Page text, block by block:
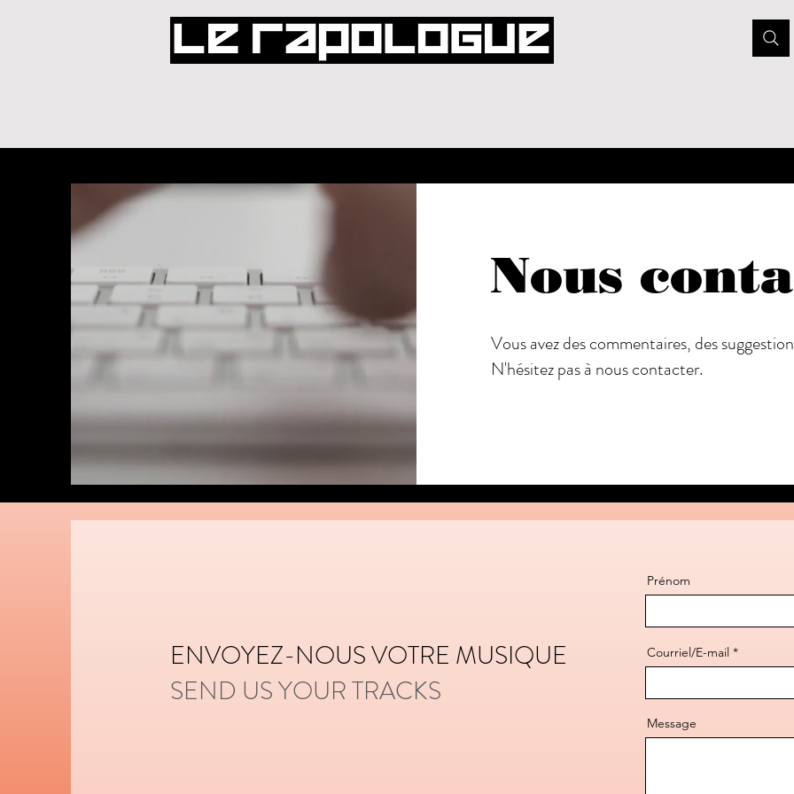
Nous
Vous avez des commentaires, des
N'hésitez pas à nous contacter.
ENVOYEZ-NOUS VOTRE MUSIQUE
SEND US YOUR TRACKS
Prénom
Courriel/E-mail
Message